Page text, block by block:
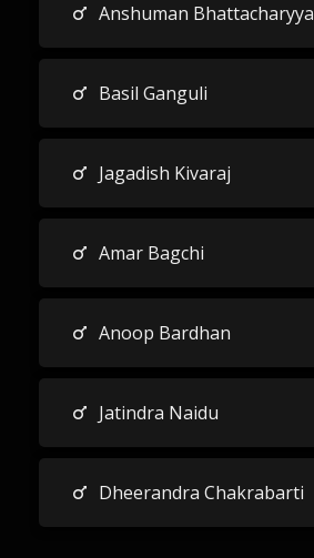
Anshuman Bhattacharyya
Basil Ganguli
Jagadish Kivaraj
Amar Bagchi
Anoop Bardhan
Jatindra Naidu
Dheerandra Chakrabarti